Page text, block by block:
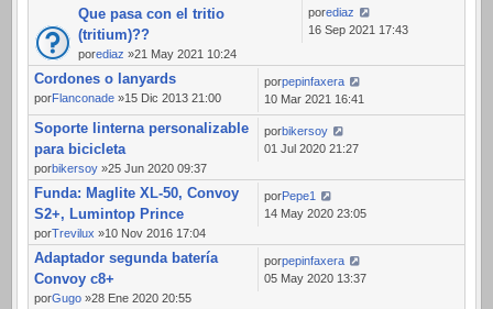
Que pasa con el tritio
(tritium)??
porediaz »21 May 2021 10:24
porediaz
16 Sep 2021 17:43
Cordones o lanyards
porFlanconade »15 Dic 2013 21:00
porpepinfaxera
10 Mar 2021 16:41
Soporte linterna personalizable
para bicicleta
porbikersoy »25 Jun 2020 09:37
porbikersoy
01 Jul 2020 21:27
Funda: Maglite XL-50, Convoy
S2+, Lumintop Prince
porTrevilux »10 Nov 2016 17:04
porPepe1
14 May 2020 23:05
Adaptador segunda batería
Convoy c8+
porGugo »28 Ene 2020 20:55
porpepinfaxera
05 May 2020 13:37